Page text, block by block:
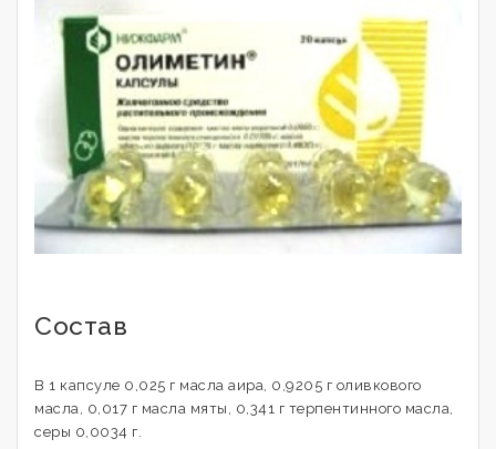
Состав
В 1 капсуле 0,025 г масла аира, 0,9205 г оливкового
масла, 0,017 г масла мяты, 0,341 г терпентинного масла,
серы 0,0034 г.